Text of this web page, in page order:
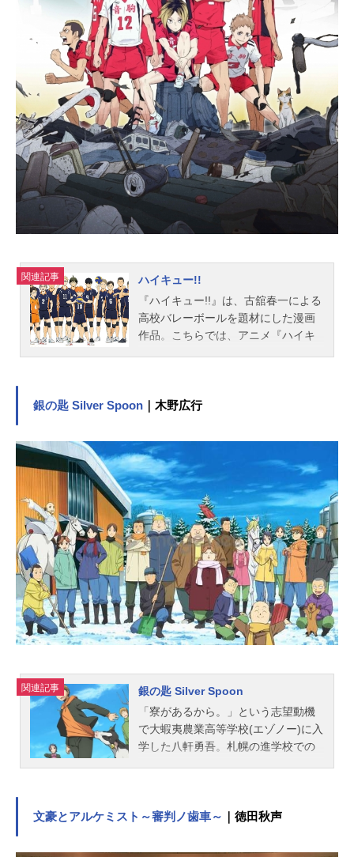
郎神崎颯馬：神永圭佑UNDEAD朔間
零：増田俊樹羽風薫：細貝圭大神晃
牙：小野友樹乙狩アドニス：羽多野
渉Knights月永レオ：浅沼晋太郎瀬名
泉：伊藤マサミ朔間凛月：山下大輝
鳴上嵐：北村諒朱桜司：土田玲央流
星隊守沢千秋：帆世雄一深海奏汰：
西山宏太朗南雲鉄虎：中島ヨシキ高
峯翠：渡辺拓海仙石忍：新田杏樹Ra*
bits仁兎なずな：米内佑希天満光：...
関連記事
ハイキュー!!
『ハイキュー!!』は、古舘春一による
高校バレーボールを題材にした漫画
作品。こちらでは、アニメ『ハイキ
銀の匙 Silver Spoon ｜木野広行
関連記事
銀の匙 Silver Spoon
「寮があるから。」という志望動機
で大蝦夷農業高等学校(エゾノー)に入
学した八軒勇吾。札幌の進学校での
こで、全く別の厳しさに直面するこ
て、エゾノーで行われる実習や部活
文豪とアルケミスト～審判ノ歯車～ ｜徳田秋声